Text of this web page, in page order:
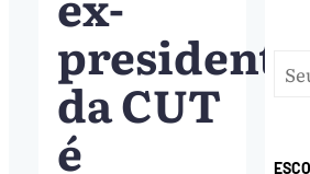
presidente
da CUT
é